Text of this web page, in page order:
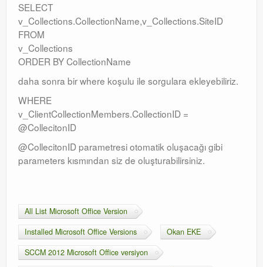
SELECT
v_Collections.CollectionName,v_Collections.SiteID
FROM
v_Collections
ORDER BY CollectionName
daha sonra bir where koşulu ile sorgulara ekleyebiliriz.
WHERE
v_ClientCollectionMembers.CollectionID =
@CollecitonID
@CollecitonID parametresi otomatik oluşacağı gibi
parameters kısmından siz de oluşturabilirsiniz.
All List Microsoft Office Version
Installed Microsoft Office Versions
Okan EKE
SCCM 2012 Microsoft Office versiyon